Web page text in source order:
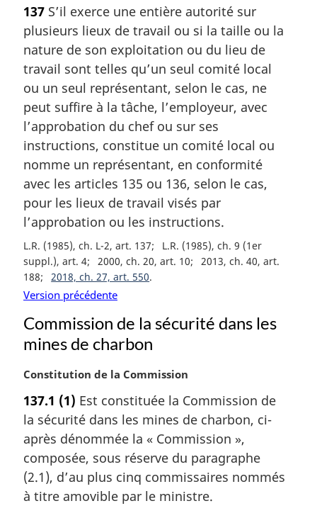
e
m
a
r
i
n
a
l
:
137 S’il exerce une entière autorité sur
plusieurs lieux de travail ou si la taille ou la
nature de son exploitation ou du lieu de
travail sont telles qu’un seul comité local
ou un seul représentant, selon le cas, ne
peut suffire à la tâche, l’employeur, avec
l’approbation du chef ou sur ses
instructions, constitue un comité local ou
nomme un représentant, en conformité
avec les articles 135 ou 136, selon le cas,
pour les lieux de travail visés par
l’approbation ou les instructions.
L.R. (1985), ch. L-2, art. 137
L.R. (1985), ch. 9 (1er
suppl.), art. 4
2000, ch. 20, art. 10
2013, ch. 40, art.
188
2018, ch. 27, art. 550
Version précédente
Commission de la sécurité dans les
mines de charbon
N
t
e
m
a
r
g
i
Constitution de la Commission
137.1 (1) Est constituée la Commission de
la sécurité dans les mines de charbon, ci-
après dénommée la « Commission »,
composée, sous réserve du paragraphe
(2.1), d’au plus cinq commissaires nommés
à titre amovible par le ministre.